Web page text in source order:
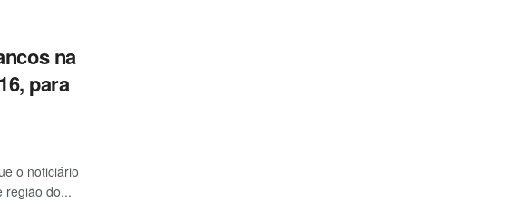
na
para
o noticiário
região do...